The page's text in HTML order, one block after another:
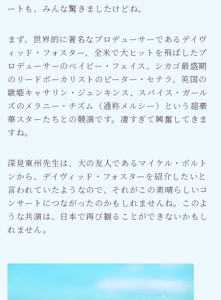
ートも、みんな驚きましたけどね。
まず、世界的に著名なプロデューサーであるデイヴ
ィッド・フォスター、全米で大ヒットを飛ばしたプ
ロデューサーのベイビー・フェイス、シカゴ最盛期
のリードボーカリストのピーター・セテラ、英国の
歌姫キャサリン・ジェンキンス、スパイス・ガール
ズのメラニー・チズム（通称メルシー）という超豪
華スターたちとの競演です。凄すぎて興奮してきま
すね。
深見東州先生は、大の友人であるマイケル・ボルト
ンから、デイヴィッド・フォスターを紹介したいと
言われていたようなので、それがこの素晴らしいコ
ンサートにつながったのかもしれませんね。このよ
うな共演は、日本で再び観ることができないかもし
れません。